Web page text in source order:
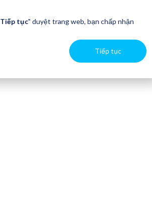
Tiếp tục" duyệt trang web, bạn chấp nhận
Tiếp tục